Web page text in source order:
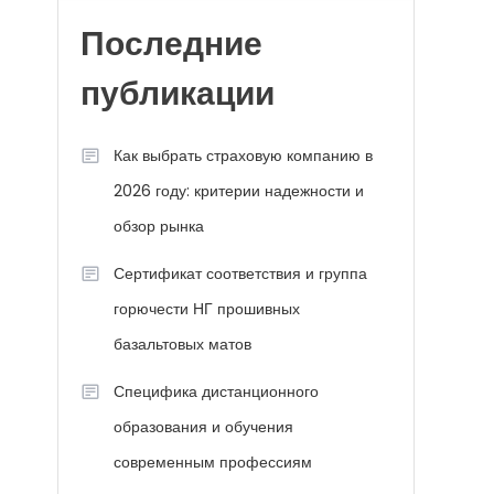
Последние
публикации
Как выбрать страховую компанию в
2026 году: критерии надежности и
обзор рынка
Сертификат соответствия и группа
горючести НГ прошивных
базальтовых матов
Специфика дистанционного
образования и обучения
современным профессиям